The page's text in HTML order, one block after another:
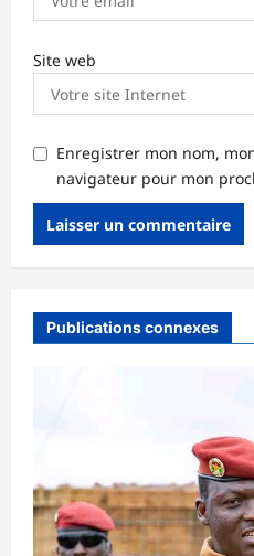
Site web
Enregistrer mon nom,
navigateur pour mon
Publications connexes